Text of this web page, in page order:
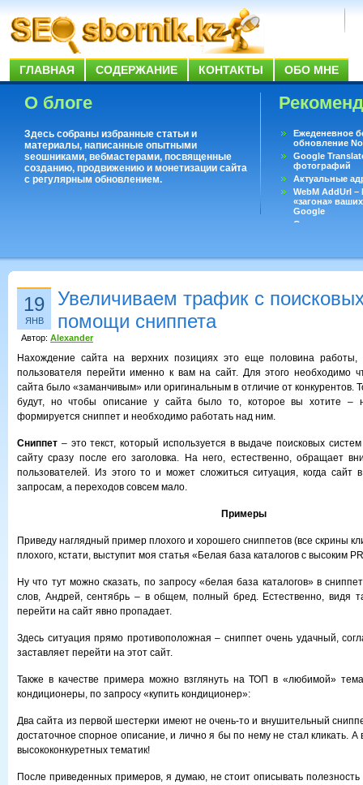
ГЛАВНАЯ СОДЕРЖАНИЕ КОНТАКТЫ ОБО МНЕ
О блоге
Здесь собраны избранные статьи и
материалы, написанные опытными
seoшниками, вебмастерами, посвященные
созданию, продвижению и монетизации сайта
с регулярным обновлением.
Ежеденевное
обновление
Google
фотографий
Актуальные
WebM AddUrl
«загона»
Google
Существует
19
ЯНВ
Увеличиваем трафик с
помощи сниппета
Автор: Alexander
Нахождение сайта на верхних позициях это еще половина работы,
пользователя перейти именно к вам на сайт. Для этого необходимо
сайта было «заманчивым» или оригинальным в отличие от конкурентов.
будут, но чтобы описание у сайта было то, которое вы хотите –
формируется сниппет и необходимо работать над ним.
Сниппет – это текст, который используется в выдаче поисковых
сайту сразу после его заголовка. На него, естественно, обращает
пользователей. Из этого то и может сложиться ситуация, когда
запросам, а переходов совсем мало.
Примеры
Приведу наглядный пример плохого и хорошего сниппетов (все скрины
плохого, кстати, выступит моя статья «Белая база каталогов с высоким
Ну что тут можно сказать, по запросу «белая база каталогов» в
слов, Андрей, сентябрь – в общем, полный бред. Естественно, видя
перейти на сайт явно пропадает.
Здесь ситуация прямо противоположная – сниппет очень удачный,
заставляет перейти на этот сайт.
Также в качестве примера можно взглянуть на ТОП в «любимой»
кондиционеры, по запросу «купить кондиционер»:
Два сайта из первой шестерки имеют не очень-то и внушительный
достаточное спорное описание, и лично я бы по нему не стал кликать. А
высококонкуретных тематик!
После приведенных примеров, я думаю, не стоит описывать полезность